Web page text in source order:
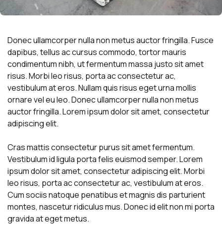
Donec ullamcorper nulla non metus auctor fringilla. Fusce
dapibus, tellus ac cursus commodo, tortor mauris
condimentum nibh, ut fermentum massa justo sit amet
risus. Morbi leo risus, porta ac consectetur ac,
vestibulum at eros. Nullam quis risus eget urna mollis
ornare vel eu leo. Donec ullamcorper nulla non metus
auctor fringilla. Lorem ipsum dolor sit amet, consectetur
adipiscing elit.
Cras mattis consectetur purus sit amet fermentum.
Vestibulum id ligula porta felis euismod semper. Lorem
ipsum dolor sit amet, consectetur adipiscing elit. Morbi
leo risus, porta ac consectetur ac, vestibulum at eros.
Cum sociis natoque penatibus et magnis dis parturient
montes, nascetur ridiculus mus. Donec id elit non mi porta
gravida at eget metus.